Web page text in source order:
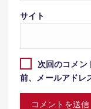
サイト
次回のコメン
前、メールアドレ